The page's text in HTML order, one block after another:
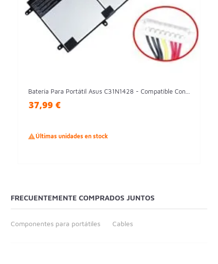
Batería Para Portátil Asus C31N1428 - Compatible Con...
37,99 €
Últimas unidades en stock
FRECUENTEMENTE COMPRADOS JUNTOS
Componentes para portátiles Cables